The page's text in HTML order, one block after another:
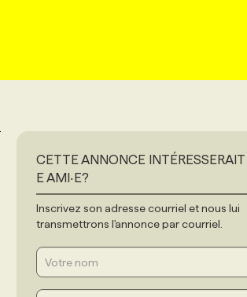
CETTE ANNONCE INTÉRESSERAIT
E AMI‧E?
Inscrivez son adresse courriel et nous lui
transmettrons l'annonce par courriel.